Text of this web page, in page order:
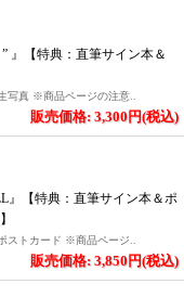
』【特典：直筆サイン本＆
写真 ※商品ページの注意..
販売価格: 3,300円(税込)
』【特典：直筆サイン本＆ポ
ストカード ※商品ページ..
販売価格: 3,850円(税込)